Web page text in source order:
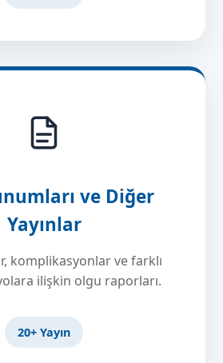
ve Diğer
Yayınlar
komplikasyonlar ve farklı
ilişkin olgu raporları.
20+ Yayın